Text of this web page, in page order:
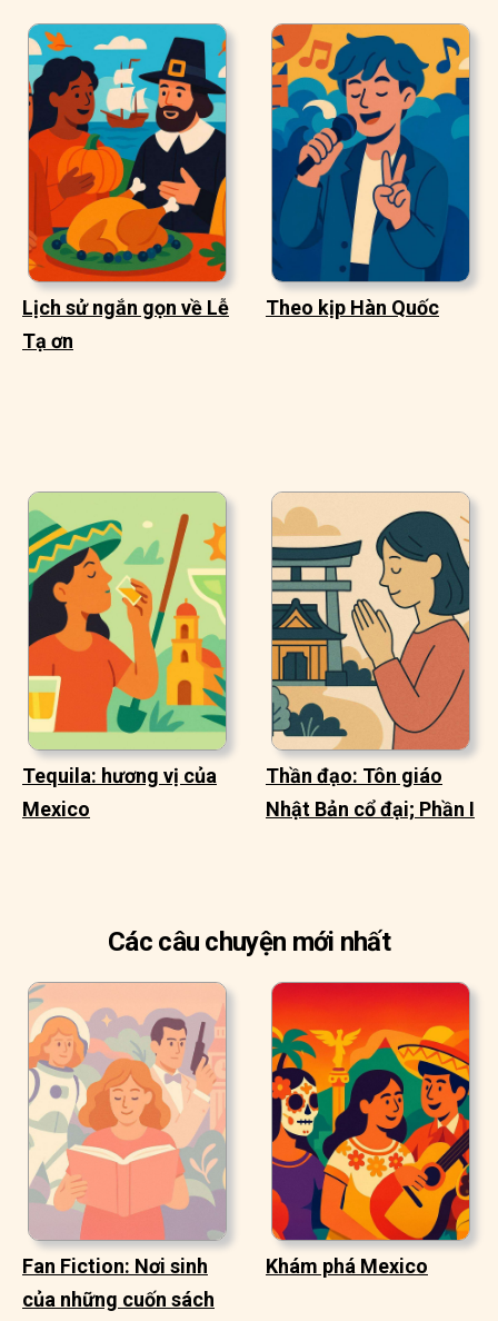
Lịch sử ngắn gọn về Lễ
Tạ ơn
Theo kịp Hàn Quốc
Tequila: hương vị của
Mexico
Thần đạo: Tôn giáo
Nhật Bản cổ đại; Phần I
Các câu chuyện mới nhất
Fan Fiction: Nơi sinh
của những cuốn sách
Khám phá Mexico